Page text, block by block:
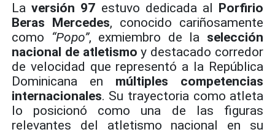
Laversión 97 estuvo dedicada al Porfirio
Beras Mercedes, conocido cariñosamente
como
“Popo”, exmiembro de la selección
nacional de atletismo y destacado corredor
de velocidad que representó a la República
Dominicana en múltiples competencias
internacionales. Su trayectoria como atleta
lo posicionó como una de las figuras
relevantes del atletismo nacional en su